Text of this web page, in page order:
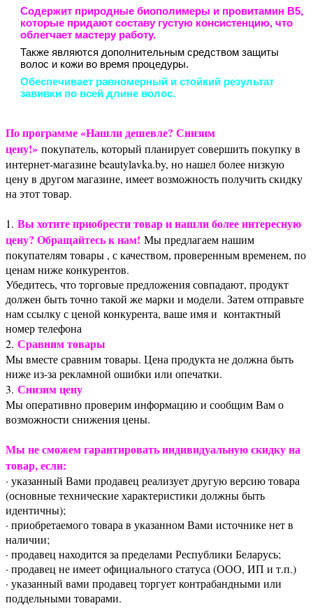
Содержит природные биополимеры и провитамин В5,
которые придают составу густую консистенцию, что
облегчает мастеру работу.
Также являются дополнительным средством защиты
волос и кожи во время процедуры.
Обеспечивает равномерный и стойкий результат
завивки по всей длине волос.
По программе «Нашли дешевле? Снизим
цену!» покупатель, который планирует совершить покупку в
интернет-магазине beautylavka.by, но нашел более низкую
цену в другом магазине, имеет возможность получить скидку
на этот товар.
1. Вы хотите приобрести товар и нашли более интересную
цену? Обращайтесь к нам! Мы предлагаем нашим
покупателям товары , с качеством, проверенным временем, по
ценам ниже конкурентов.
Убедитесь, что торговые предложения совпадают, продукт
должен быть точно такой же марки и модели. Затем отправьте
нам ссылку с ценой конкурента, ваше имя и контактный
номер телефона
2. Сравним товары
Мы вместе сравним товары. Цена продукта не должна быть
ниже из-за рекламной ошибки или опечатки.
3. Снизим цену
Мы оперативно проверим информацию и сообщим Вам о
возможности снижения цены.
Мы не сможем гарантировать индивидуальную скидку на
товар, если:
· указанный Вами продавец реализует другую версию товара
(основные технические характеристики должны быть
идентичны);
· приобретаемого товара в указанном Вами источнике нет в
наличии;
· продавец находится за пределами Республики Беларусь;
· продавец не имеет официального статуса (ООО, ИП и т.п.)
· указанный вами продавец торгует контрабандными или
поддельными товарами.